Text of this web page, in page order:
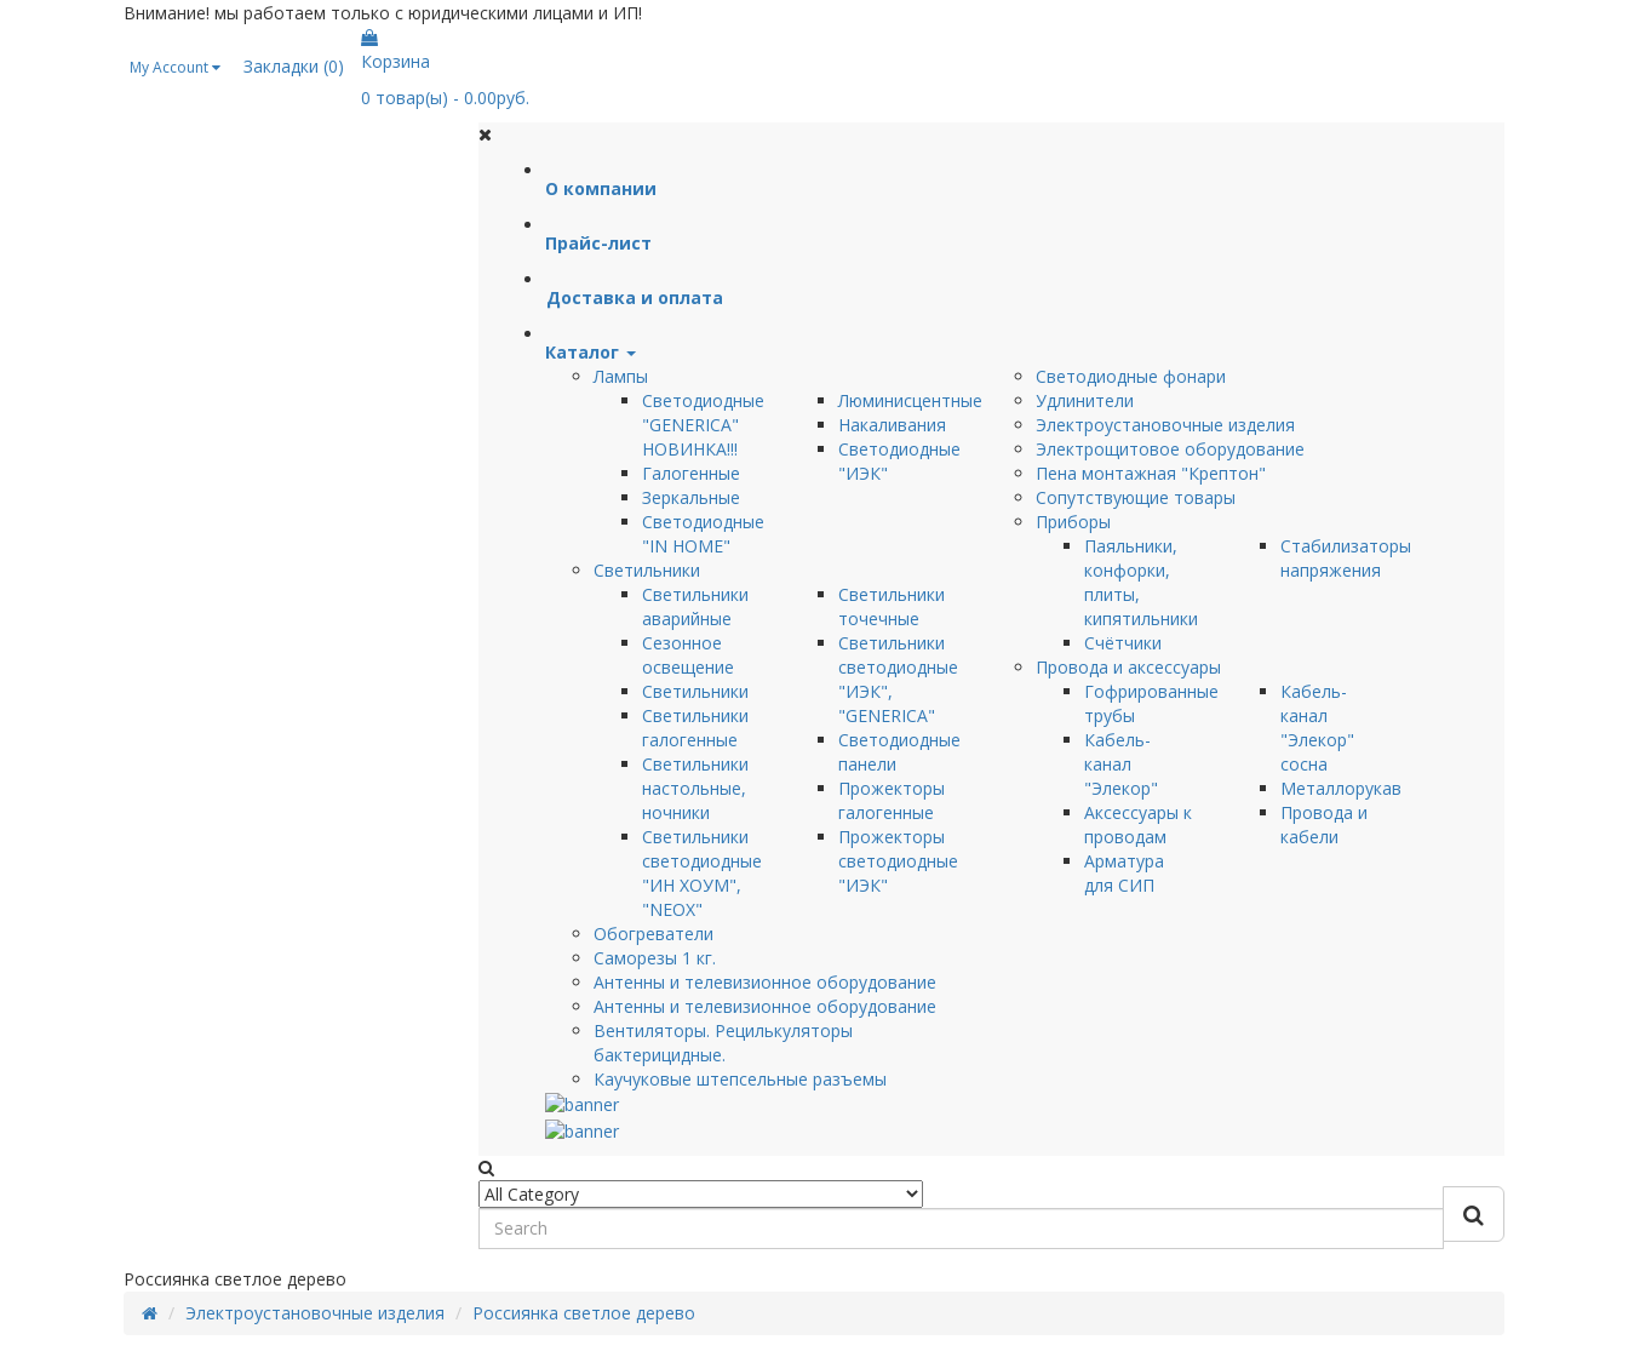
Внимание! мы работаем только с юридическими лицами и ИП!
My Account Закладки (0)
Корзина
0 товар(ы) - 0.00руб.
О компании
Прайс-лист
Доставка и оплата
Каталог
Лампы
Светодиодные
"GENERICA"
НОВИНКА!!!
Галогенные
Зеркальные
Светодиодные
"IN HOME"
Люминисцентные
Накаливания
Светодиодные
"ИЭК"
Светильники
Светильники
аварийные
Сезонное
освещение
Светильники
Светильники
галогенные
Светильники
настольные,
ночники
Светильники
светодиодные
"ИН ХОУМ",
"NEOX"
Светильники
точечные
Светильники
светодиодные
"ИЭК",
"GENERICA"
Светодиодные
панели
Прожекторы
галогенные
Прожекторы
светодиодные
"ИЭК"
Обогреватели
Саморезы 1 кг.
Антенны и телевизионное оборудование
Антенны и телевизионное оборудование
Вентиляторы. Рецилькуляторы
бактерицидные.
Каучуковые штепсельные разъемы
Светодиодные фонари
Удлинители
Электроустановочные изделия
Электрощитовое оборудование
Пена монтажная "Крептон"
Сопутствующие товары
Приборы
Паяльники,
конфорки,
плиты,
кипятильники
Счётчики
Стабилизаторы
напряжения
Провода и аксессуары
Гофрированные
трубы
Кабель-
канал
"Элекор"
Аксессуары к
проводам
Арматура
для СИП
Кабель-
канал
"Элекор"
сосна
Металлорукав
Провода и
кабели
Россиянка светлое дерево
Электроустановочные изделия
Россиянка светлое дерево